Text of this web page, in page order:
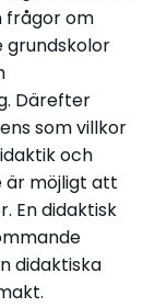
frågor om
grundskolor
Därefter
som villkor
och
är möjligt att
En didaktisk
didaktiska